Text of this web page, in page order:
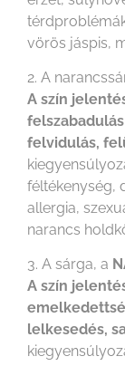
vörös jáspis,
2. A
A szín
felvidulás,
féltékenység,
allergia,
narancs
3. A sárga, a
A szín
lelkesedés,